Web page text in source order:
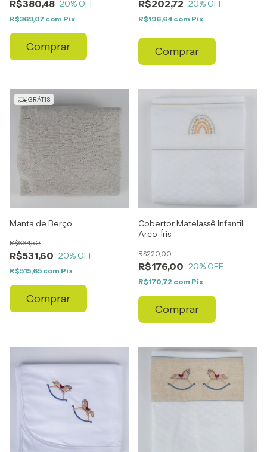
R$380,48 20% OFF
R$369,07 com Pix
Comprar
R$202,72 20% OFF
R$196,64 com Pix
Comprar
GRÁTIS
Manta de Berço
R$531,60
R$664,50
20% OFF
R$515,65 com Pix
Comprar
Cobertor Matelassê Infantil
Arco-Íris
R$176,00
R$220,00
20% OFF
R$170,72 com Pix
Comprar